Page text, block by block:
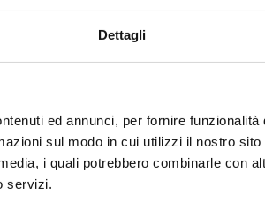
Dettagli
ed annunci, per fornire
sul modo in cui utilizzi il nostro
i quali potrebbero combinarle con
servizi.
Barcellona, Marsiglia, Genova, Livorno,
8 giorni
Valencia